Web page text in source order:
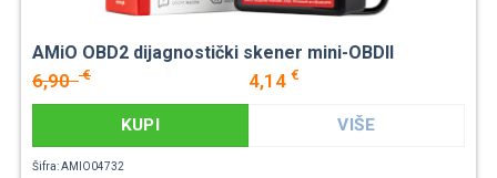
AMiO OBD2 dijagnostički skener mini-OBDII
6,90€ 4,14 €
KUPI VIŠE
Šifra: AMIO04732